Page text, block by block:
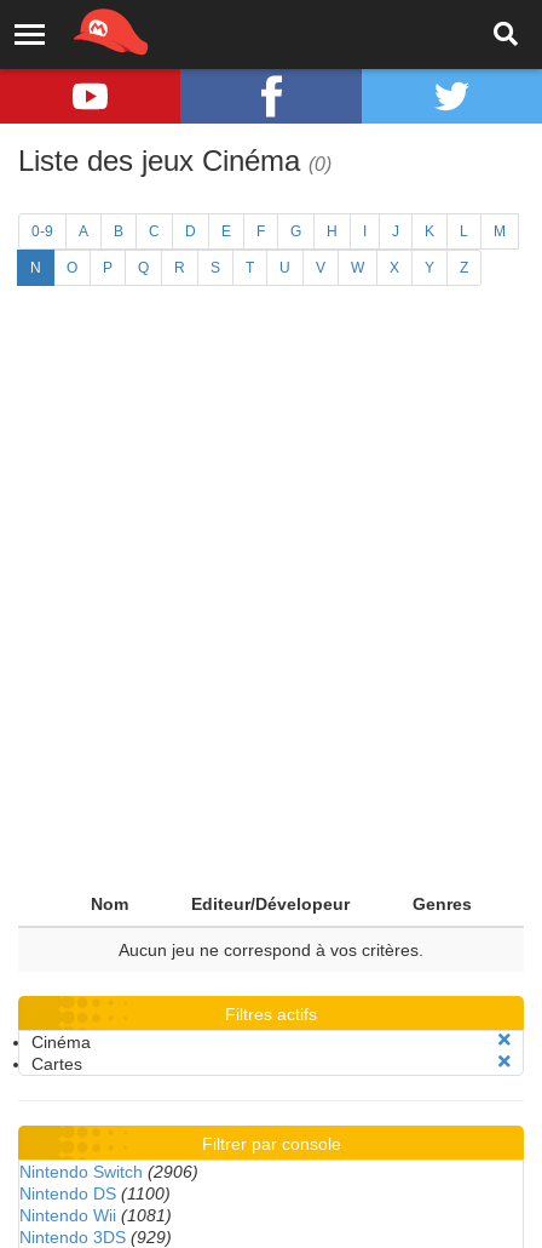
Liste des jeux Cinéma (0)
0-9 A B C D E F G H J K L M
N O P Q R S T U V W X Y Z
Nom Editeur/Dévelopeur Genres
Aucun jeu ne correspond à vos critères.
Filtres actifs
Cinéma
Cartes
Filtrer par console
Nintendo Switch (2906)
Nintendo DS (1100)
Nintendo Wii (1081)
Nintendo 3DS (929)